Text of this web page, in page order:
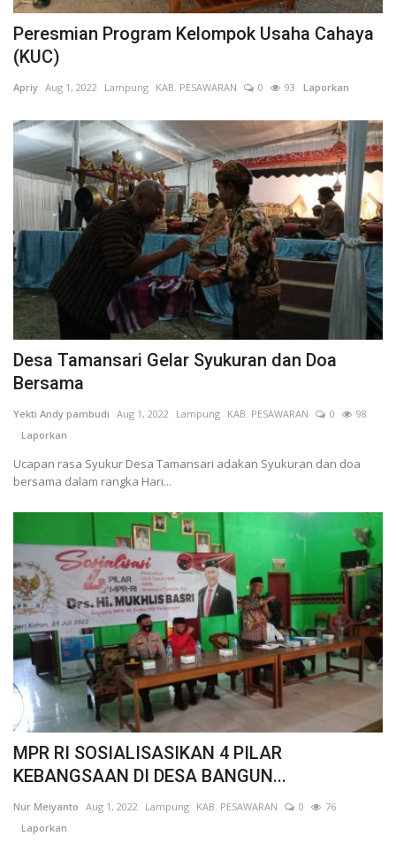
Keamanan
Cybers Event
UMKM & Ekonomi Kreatif
Pekerja Migran Indonesia
Ekonomi
Pendidikan
Olahraga
Kesehatan
Layanan Publik
Peresmian Program Kelompok Usaha Cahaya
(KUC)
Apriy Aug 1, 2022 Lampung KAB. PESAWARAN 0 93 Laporkan
Desa Tamansari Gelar Syukuran dan Doa
Bersama
Yekti Andy pambudi Aug 1, 2022 Lampung KAB. PESAWARAN 0
98
Laporkan
Ucapan rasa Syukur Desa Tamansari adakan Syukuran dan doa
bersama dalam rangka Hari...
MPR RI SOSIALISASIKAN 4 PILAR
KEBANGSAAN DI DESA BANGUN...
Nur Meiyanto Aug 1, 2022 Lampung KAB. PESAWARAN 0
76
Laporkan